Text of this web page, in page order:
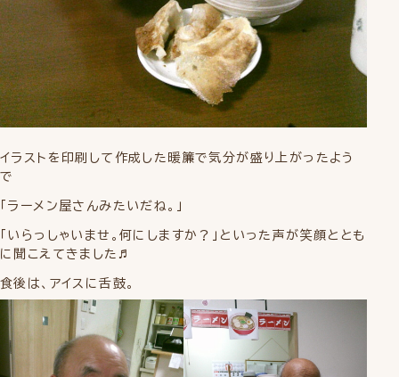
イラストを印刷して作成した暖簾で気分が盛り上がったよう
で
「ラーメン屋さんみたいだね。」
「いらっしゃいませ。何にしますか？」といった声が笑顔ととも
に聞こえてきました♬
食後は、アイスに舌鼓。